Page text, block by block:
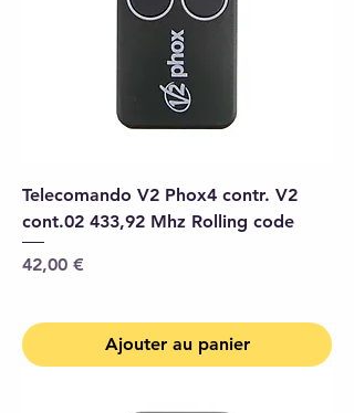
Telecomando V2 Phox4 contr. V2
cont.02 433,92 Mhz Rolling code
Prix
42,00 €
Ajouter au panier